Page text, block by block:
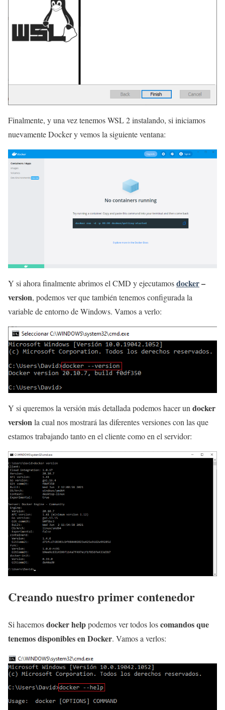
Finalmente, y una vez tenemos WSL 2 instalando, si iniciamos
nuevamente Docker y vemos la siguiente ventana:
Y si ahora finalmente abrimos el CMD y ejecutamosdocker–
version, podemos ver que también tenemos configurada la
variable de entorno de Windows. Vamos a verlo:
Y si queremos la versión más detallada podemos hacer un docker
versionla cual nos mostrará las diferentes versiones con las que
estamos trabajando tanto en el cliente como en el servidor:
Creando nuestro primer contenedor
Si hacemosdocker helppodemos ver todos loscomandos que
tenemos disponibles en Docker. Vamos a verlos: